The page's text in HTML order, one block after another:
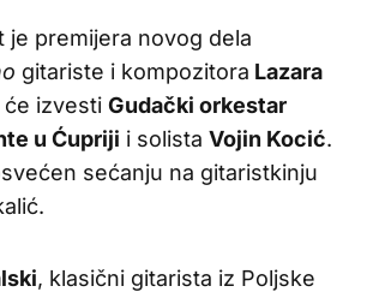
je premijera novog dela
gitariste i kompozitora Lazara
će izvesti Gudački orkestar
u Ćupriji i solista Vojin Kocić.
sećanju na gitaristkinju
, klasični gitarista iz Poljske